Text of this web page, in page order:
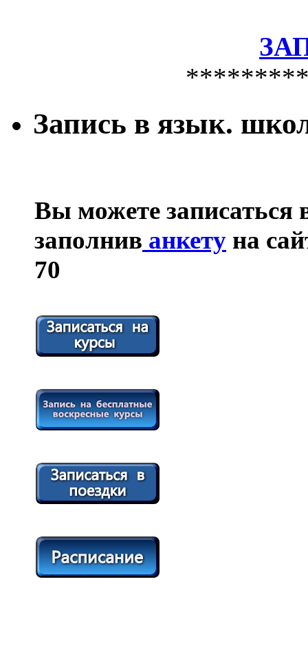
Запись в язык.
Вы можете
заполнив анкету на
70